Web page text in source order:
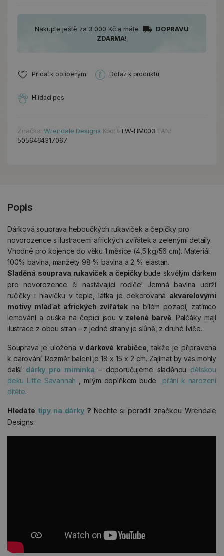
Nakupte ještě za 3 000 Kč a máte
DOPRAVU
ZDARMA!
Přidat k oblíbeným Dotaz k produktu
Hlídací pes
Značka:Wrendale Designs Kód: LTW-HM003 EAN:
5056464317067
Popis
Dárková souprava heboučkých rukaviček a čepičky pro
novorozence s ilustracemi afrických zvířátek a zelenými detaily.
Vhodné pro kojence do věku 1 měsíce (4,5 kg/56 cm). Materiál:
100% bavlna, manžety 98 % bavlna a 2 % elastan.
Sladěná souprava rukaviček a čepičky bude skvělým dárkem
pro novorozence či nastávající rodiče! Jemná bavlna udrží
ručičky i hlavičku v teple, látka je dekorovaná akvarelovými
motivy mláďat afrických zvířátek na bílém pozadí, zatímco
lemování a ouška na čepici jsouv zelené barvě. Palčáky mají
ilustrace z obou stran – z jedné strany je slůně, z druhé lvíče.
Souprava je uložena v dárkové krabičce , takže je připravena
k darování. Rozměr balení je 18 x 15 x 2 cm. Zajímat by vás mohly
další dárky pro miminka – doporučujeme sladěnou dětskou
deku Little Savannah , milým doplňkem bude přání k narození
dítěte.
Hledáte tipy na dárky? Nechte si poradit značkou Wrendale
Designs: